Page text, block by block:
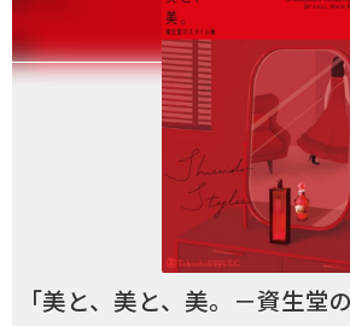
「美と、美と、美。－資生堂